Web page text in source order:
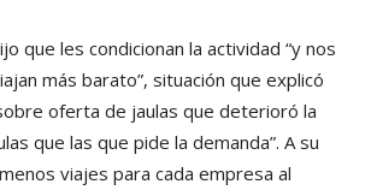
que les condicionan la actividad “y nos
más barato”, situación que explicó
oferta de jaulas que deterioró la
que las que pide la demanda”. A su
viajes para cada empresa al